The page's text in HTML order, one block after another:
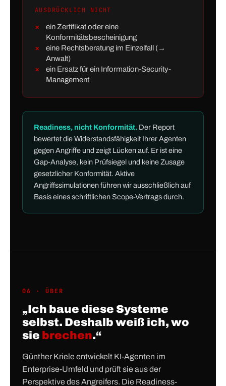
AUSDRÜCKLICH NICHT
ein Zertifikat oder eine
Konformitätsbescheinigung
eine Rechtsberatung im Einzelfall (→
Anwalt)
ein Ersatz für ein Information-Security-
Management
Readiness, nicht Konformität. Der Report
bewertet die Widerstandsfähigkeit Ihrer Agenten
gegen Angriffe und zeigt Lücken auf. Er ist eine
Gap-Analyse, kein Prüfsiegel und keine Zusage
gesetzlicher Konformität. Aktive
Angriffssimulationen führen wir ausschließlich auf
Basis eines schriftlichen Scope-Vertrags durch.
06 · ÜBER
„Ich baue diese Systeme
selbst. Deshalb weiß ich, wo
sie brechen.“
Günther Kriele entwickelt KI-Agenten im
Enterprise-Umfeld und prüft sie aus der
Perspektive des Angreifers. Die Readiness-